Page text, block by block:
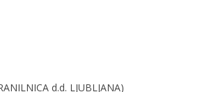
d.d. LJUBLJANA)